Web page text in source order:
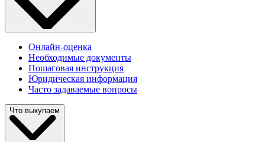
Онлайн-оценка
Необходимые документы
Пошаговая инструкция
Юридическая информация
Часто задаваемые вопросы
Что выкупаем